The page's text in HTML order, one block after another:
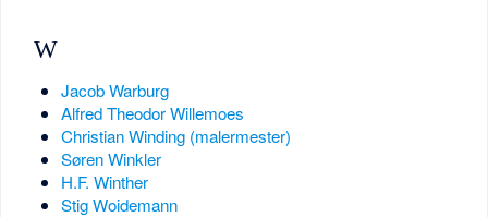
W
Jacob Warburg
Alfred Theodor Willemoes
Christian Winding (malermester)
Søren Winkler
H.F. Winther
Stig Woidemann